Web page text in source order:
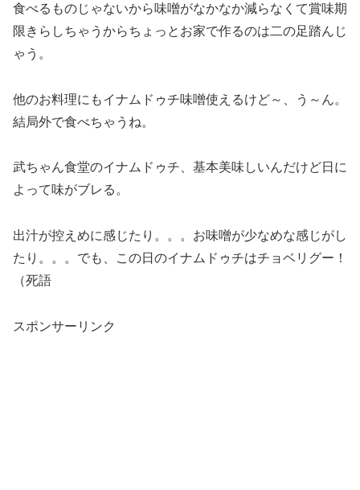
食べるものじゃないから味噌がなかなか減らなくて賞味期
限きらしちゃうからちょっとお家で作るのは二の足踏んじ
ゃう。
他のお料理にもイナムドゥチ味噌使えるけど～、う～ん。
結局外で食べちゃうね。
武ちゃん食堂のイナムドゥチ、基本美味しいんだけど日に
よって味がブレる。
出汁が控えめに感じたり。。。お味噌が少なめな感じがし
たり。。。でも、この日のイナムドゥチはチョベリグー！
（死語
スポンサーリンク